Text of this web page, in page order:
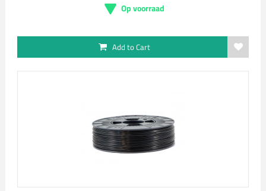
Op voorraad
Add to Cart